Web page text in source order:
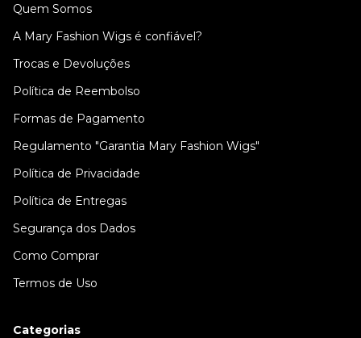
Quem Somos
A Mary Fashion Wigs é confiável?
Trocas e Devoluções
Política de Reembolso
Formas de Pagamento
Regulamento "Garantia Mary Fashion Wigs"
Política de Privacidade
Política de Entregas
Segurança dos Dados
Como Comprar
Termos de Uso
Categorias